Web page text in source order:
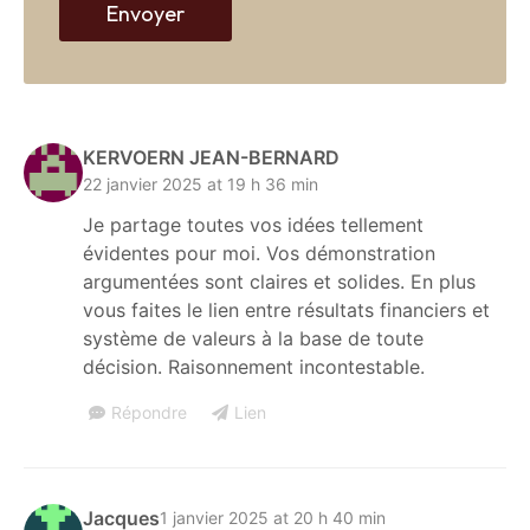
KERVOERN JEAN-BERNARD
22 janvier 2025 at 19 h 36 min
Je partage toutes vos idées tellement
évidentes pour moi. Vos démonstration
argumentées sont claires et solides. En plus
vous faites le lien entre résultats financiers et
système de valeurs à la base de toute
décision. Raisonnement incontestable.
Répondre Lien
Jacques1 janvier 2025 at 20 h 40 min
Envoyer